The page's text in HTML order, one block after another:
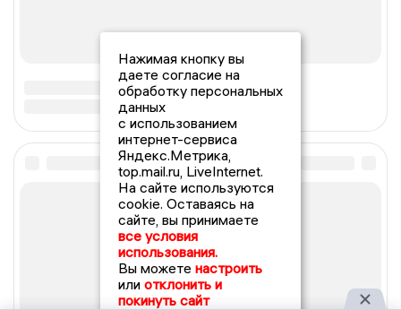
Нажимая кнопку вы
даете согласие на
обработку персональных
данных
с использованием
интернет-сервиса
Яндекс.Метрика,
top.mail.ru, LiveInternet.
На сайте используются
cookie. Оставаясь на
сайте, вы принимаете
все условия
использования.
Вы можете настроить
или отклонить и
покинуть сайт